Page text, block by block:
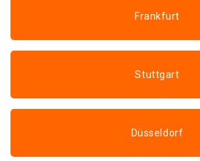
Frankfurt
Stuttgart
Düsseldorf